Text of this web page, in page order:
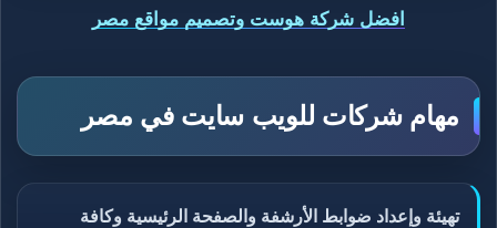
افضل شركة هوست وتصميم مواقع مصر
مهام شركات للويب سايت في مصر
تهيئة وإعداد ضوابط الأرشفة والصفحة الرئيسية وكافة